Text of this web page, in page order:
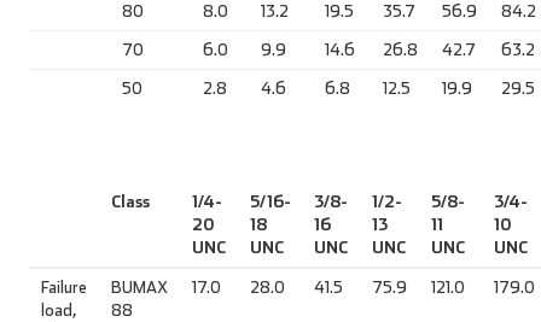
80 8.0 13.2 19.5 35.7 56.9 84.2
70 6.0 9.9 14.6 26.8 42.7 63.2
50 2.8 4.6 6.8 12.5 19.9 29.5
Class
1/4-
20
UNC
5/16-
18
UNC
3/8-
16
UNC
1/2-
13
UNC
5/8-
11
UNC
3/4-
10
UNC
Failure
load,
BUMAX
88
17.0 28.0 41.5 75.9 121.0 179.0